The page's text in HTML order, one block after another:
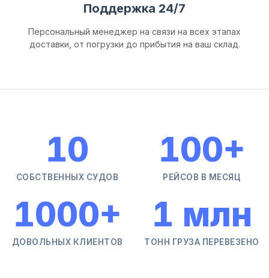
Поддержка 24/7
Персональный менеджер на связи на всех этапах
доставки, от погрузки до прибытия на ваш склад.
10
СОБСТВЕННЫХ СУДОВ
100+
РЕЙСОВ В МЕСЯЦ
1000+
ДОВОЛЬНЫХ КЛИЕНТОВ
1 млн
ТОНН ГРУЗА ПЕРЕВЕЗЕНО